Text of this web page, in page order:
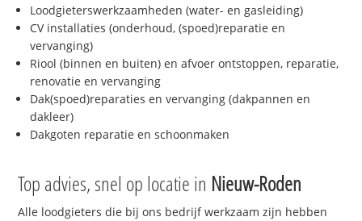
Loodgieterswerkzaamheden (water- en gasleiding)
CV installaties (onderhoud, (spoed)reparatie en
vervanging)
Riool (binnen en buiten) en afvoer ontstoppen, reparatie,
renovatie en vervanging
Dak(spoed)reparaties en vervanging (dakpannen en
dakleer)
Dakgoten reparatie en schoonmaken
Top advies, snel op locatie in Nieuw-Roden
Alle loodgieters die bij ons bedrijf werkzaam zijn hebben